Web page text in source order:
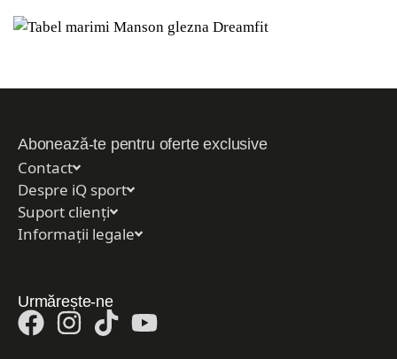
Abonează-te pentru oferte exclusive
Contact
Despre iQ sport
Suport clienți
Informații legale
Urmărește-ne